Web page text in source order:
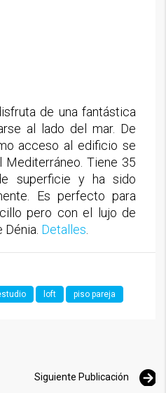
de una fantástica
al lado del mar. De
acceso al edificio se
Tiene 35
superficie y ha sido
Es perfecto para
pero con el lujo de
Detalles
loft piso pareja
Siguiente Publicación